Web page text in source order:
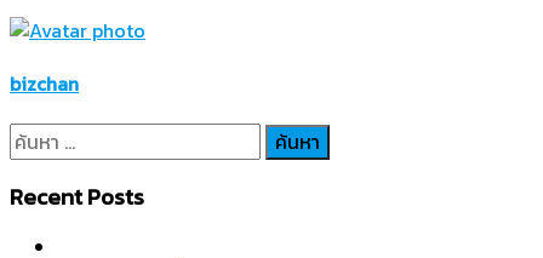
bizchan
ค้นหา
สำหรับ:
Recent Posts